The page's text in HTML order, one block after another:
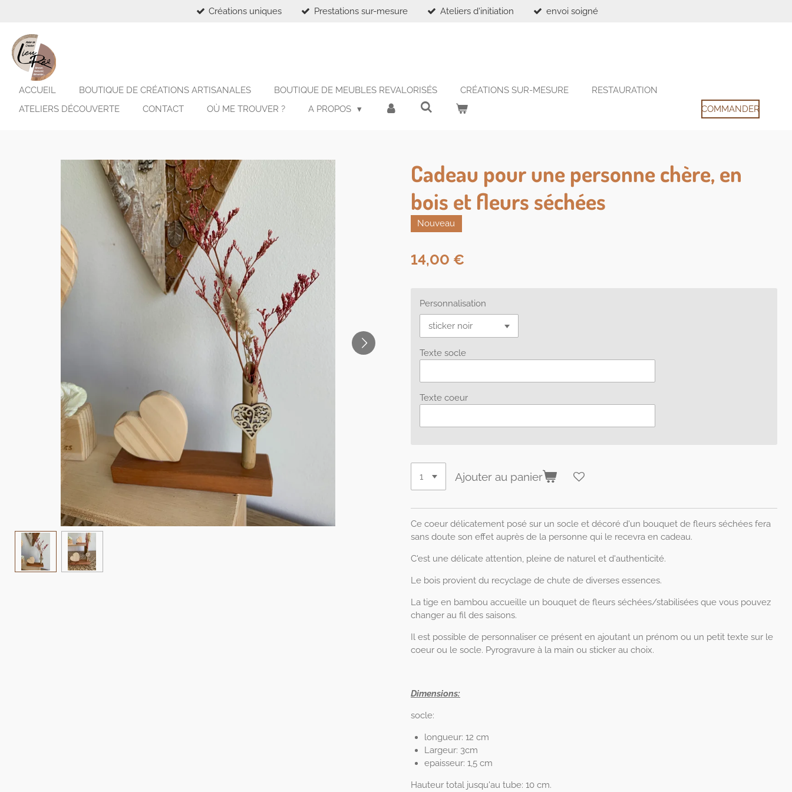
contenu
principal
Créations uniques Prestations sur-mesure Ateliers d'initiation envoi soigné
ACCUEIL BOUTIQUE DE CRÉATIONS ARTISANALES BOUTIQUE DE MEUBLES REVALORISÉS CRÉATIONS SUR-MESURE
RESTAURATION
ATELIERS DÉCOUVERTE
CONTACT OÙ ME TROUVER ? A PROPOS COMMANDER
Cadeau pour une personne chère, en
bois et fleurs séchées
Nouveau
14,00 €
Personnalisation
Texte socle
Texte coeur
Ajouter au panier
Ce coeur délicatement posé sur un socle et décoré d'un bouquet de fleurs séchées fera
sans doute son effet auprès de la personne qui le recevra en cadeau.
C'est une délicate attention, pleine de naturel et d'authenticité.
Le bois provient du recyclage de chute de diverses essences.
La tige en bambou accueille un bouquet de fleurs séchées/stabilisées que vous pouvez
changer au fil des saisons.
Il est possible de personnaliser ce présent en ajoutant un prénom ou un petit texte sur le
coeur ou le socle. Pyrogravure à la main ou sticker au choix.
Dimensions:
socle:
longueur: 12 cm
Largeur: 3cm
epaisseur: 1,5 cm
Hauteur total jusqu'au tube: 10 cm.